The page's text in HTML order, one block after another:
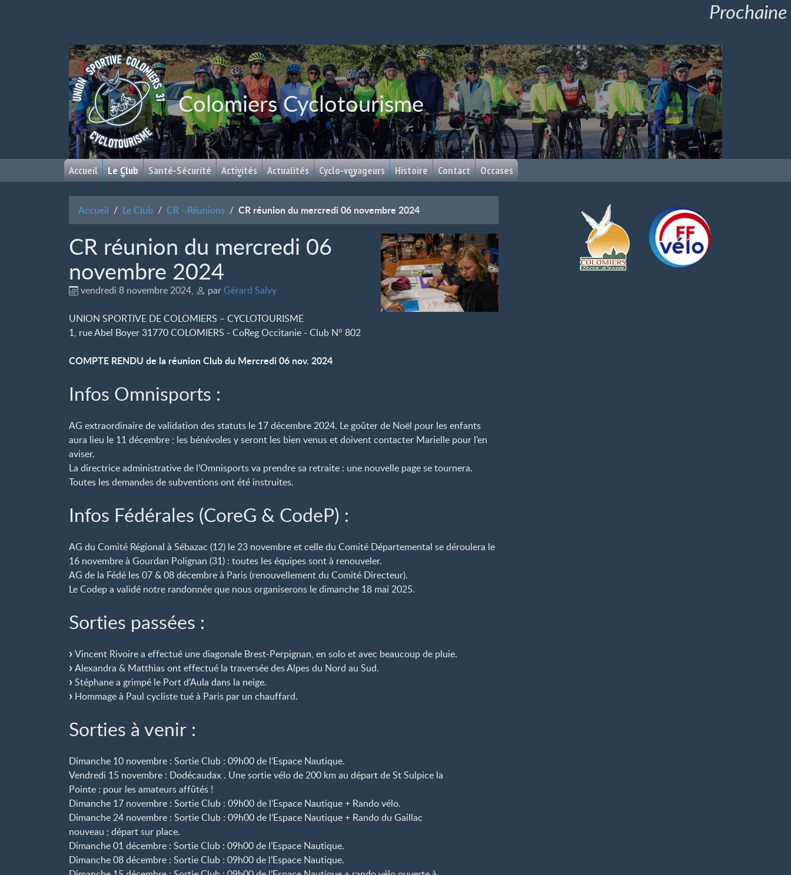
Colomiers Cyclotourisme
Accueil Le Club Santé-Sécurité Activités Actualités Cyclo-voyageurs Histoire Contact Occases
Accueil Le Club CR - Réunions CR réunion du mercredi 06 novembre 2024
CR réunion du mercredi 06
novembre 2024
vendredi 8 novembre 2024, parGérard Salvy
UNION SPORTIVE DE COLOMIERS – CYCLOTOURISME
1, rue Abel Boyer 31770 COLOMIERS - CoReg Occitanie - Club N° 802
COMPTE RENDU de la réunion Club du Mercredi 06 nov. 2024
Infos Omnisports :
AG extraordinaire de validation des statuts le 17 décembre 2024. Le goûter de Noël pour les enfants
aura lieu le 11 décembre ; les bénévoles y seront les bien venus et doivent contacter Marielle pour l’en
aviser.
La directrice administrative de l’Omnisports va prendre sa retraite : une nouvelle page se tournera.
Toutes les demandes de subventions ont été instruites.
Infos Fédérales (CoreG & CodeP) :
AG du Comité Régional à Sébazac (12) le 23 novembre et celle du Comité Départemental se déroulera le
16 novembre à Gourdan Polignan (31) : toutes les équipes sont à renouveler.
AG de la Fédé les 07 & 08 décembre à Paris (renouvellement du Comité Directeur).
Le Codep a validé notre randonnée que nous organiserons le dimanche 18 mai 2025.
Sorties passées :
Vincent Rivoire a effectué une diagonale Brest-Perpignan, en solo et avec beaucoup de pluie.
Alexandra & Matthias ont effectué la traversée des Alpes du Nord au Sud.
Stéphane a grimpé le Port d’Aula dans la neige.
Hommage à Paul cycliste tué à Paris par un chauffard.
Sorties à venir :
Dimanche 10 novembre : Sortie Club : 09h00 de l’Espace Nautique.
Vendredi 15 novembre : Dodécaudax . Une sortie vélo de 200 km au départ de St Sulpice la
Pointe : pour les amateurs affûtés !
Dimanche 17 novembre : Sortie Club : 09h00 de l’Espace Nautique + Rando vélo.
Dimanche 24 novembre : Sortie Club : 09h00 de l’Espace Nautique + Rando du Gaillac
nouveau ; départ sur place.
Dimanche 01 décembre : Sortie Club : 09h00 de l’Espace Nautique.
Dimanche 08 décembre : Sortie Club : 09h00 de l’Espace Nautique.